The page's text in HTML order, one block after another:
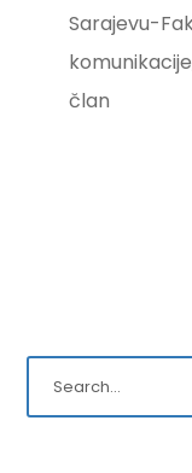
Sarajevu-
član